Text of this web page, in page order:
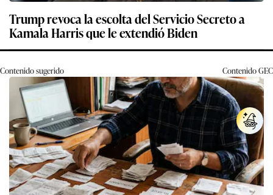
Trump revoca la escolta del Servicio Secreto a
Kamala Harris que le extendió Biden
Contenido sugerido ContenidoGEC